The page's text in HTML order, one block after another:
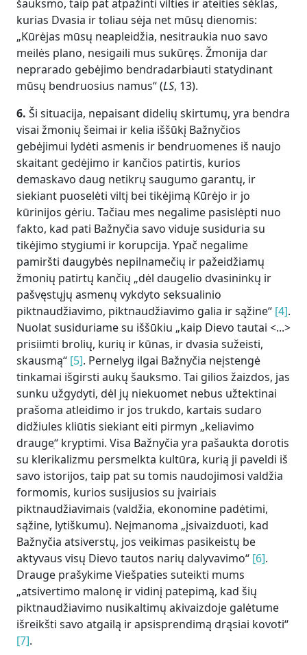
šauksmo, taip pat atpažinti vilties ir ateities sėklas,
kurias Dvasia ir toliau sėja net mūsų dienomis:
„Kūrėjas mūsų neapleidžia, nesitraukia nuo savo
meilės plano, nesigaili mus sukūręs. Žmonija dar
neprarado gebėjimo bendradarbiauti statydinant
mūsų bendruosius namus“ (LS, 13).
6. Ši situacija, nepaisant didelių skirtumų, yra bendra
visai žmonių šeimai ir kelia iššūkį Bažnyčios
gebėjimui lydėti asmenis ir bendruomenes iš naujo
skaitant gedėjimo ir kančios patirtis, kurios
demaskavo daug netikrų saugumo garantų, ir
siekiant puoselėti viltį bei tikėjimą Kūrėjo ir jo
kūrinijos gėriu. Tačiau mes negalime pasislėpti nuo
fakto, kad pati Bažnyčia savo viduje susiduria su
tikėjimo stygiumi ir korupcija. Ypač negalime
pamiršti daugybės nepilnamečių ir pažeidžiamų
žmonių patirtų kančių „dėl daugelio dvasininkų ir
pašvęstųjų asmenų vykdyto seksualinio
piktnaudžiavimo, piktnaudžiavimo galia ir sąžine“ [4].
Nuolat susiduriame su iššūkiu „kaip Dievo tautai <...>
prisiimti brolių, kurių ir kūnas, ir dvasia sužeisti,
skausmą“ [5]. Pernelyg ilgai Bažnyčia neįstengė
tinkamai išgirsti aukų šauksmo. Tai gilios žaizdos, jas
sunku užgydyti, dėl jų niekuomet nebus užtektinai
prašoma atleidimo ir jos trukdo, kartais sudaro
didžiules kliūtis siekiant eiti pirmyn „keliavimo
draugeׅ“ kryptimi. Visa Bažnyčia yra pašaukta dorotis
su klerikalizmu persmelkta kultūra, kurią ji paveldi iš
savo istorijos, taip pat su tomis naudojimosi valdžia
formomis, kurios susijusios su įvairiais
piktnaudžiavimais (valdžia, ekonomine padėtimi,
sąžine, lytiškumu). Neįmanoma „įsivaizduoti, kad
Bažnyčia atsiverstų, jos veikimas pasikeistų be
aktyvaus visų Dievo tautos narių dalyvavimo“ [6].
Drauge prašykime Viešpaties suteikti mums
„atsivertimo malonę ir vidinį patepimą, kad šių
piktnaudžiavimo nusikaltimų akivaizdoje galėtume
išreikšti savo atgailą ir apsisprendimą drąsiai kovoti“
[7].